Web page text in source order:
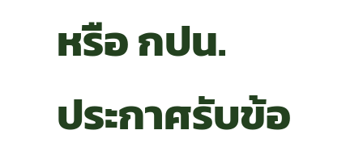
หรือ กปน.
ประกาศรับข้อ